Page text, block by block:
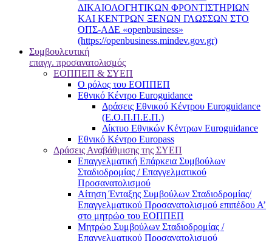
ΔΙΚΑΙΟΛΟΓΗΤΙΚΩΝ ΦΡΟΝΤΙΣΤΗΡΙΩΝ
ΚΑΙ ΚΕΝΤΡΩΝ ΞΕΝΩΝ ΓΛΩΣΣΩΝ ΣΤΟ
ΟΠΣ-ΑΔΕ «openbusiness»
(https://openbusiness.mindev.gov.gr)
Συμβουλευτική
επαγγ. προσανατολισμός
ΕΟΠΠΕΠ & ΣΥΕΠ
Ο ρόλος του ΕΟΠΠΕΠ
Εθνικό Κέντρο Euroguidance
Δράσεις Εθνικού Κέντρου Euroguidance
(Ε.Ο.Π.Π.Ε.Π.)
Δίκτυο Εθνικών Κέντρων Euroguidance
Εθνικό Κέντρο Europass
Δράσεις Αναβάθμισης της ΣΥΕΠ
Επαγγελματική Επάρκεια Συμβούλων
Σταδιοδρομίας / Επαγγελματικού
Προσανατολισμού
Αίτηση Ένταξης Συμβούλων Σταδιοδρομίας/
Επαγγελματικού Προσανατολισμού επιπέδου Α’
στο μητρώο του ΕΟΠΠΕΠ
Μητρώο Συμβούλων Σταδιοδρομίας /
Επαγγελματικού Προσανατολισμού